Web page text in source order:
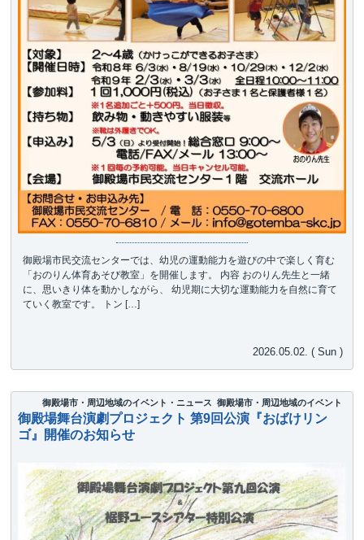
御殿場市民交流センターでは、幼児の運動能力を遊びの中で楽しく育む
「おのりん体育あそび教室」を開催します。 内容 おのりん先生と一緒
に、思いきり体を動かしながら、 幼児期に大切な運動能力を自然に育て
ていく教室です。 トン […]
2026.05.02. ( Sun )
御殿場市・周辺地域のイベント・ニュース 御殿場市・周辺地域のイベント
御殿場舞台演劇プロジェクト 第9回公演『おばけリン
ゴ』開催のお知らせ